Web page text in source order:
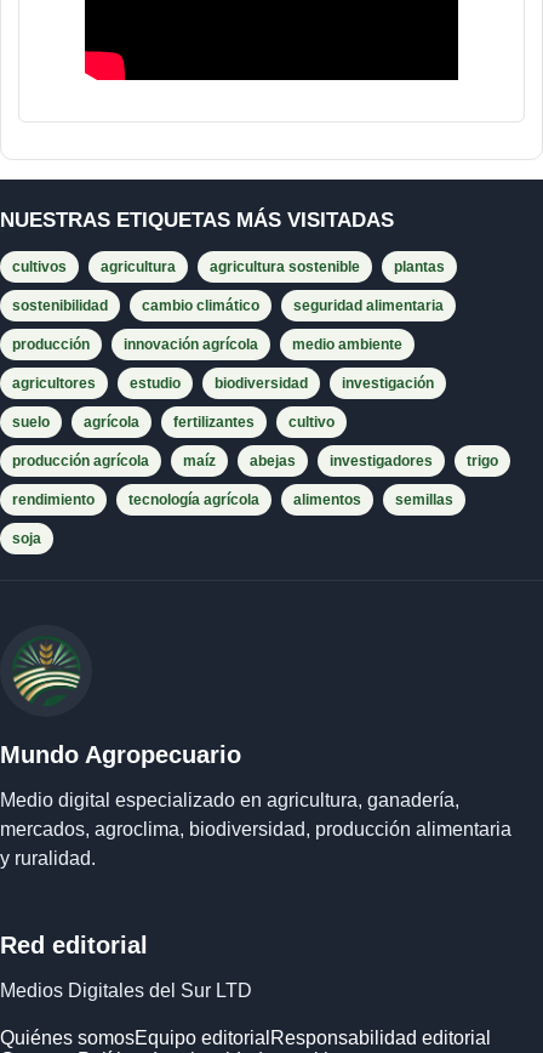
NUESTRAS ETIQUETAS MÁS VISITADAS
cultivos agricultura agricultura sostenible plantas
sostenibilidad cambio climático seguridad alimentaria
producción innovación agrícola medio ambiente
agricultores estudio biodiversidad investigación
suelo agrícola fertilizantes cultivo
producción agrícola maíz abejas investigadores trigo
rendimiento tecnología agrícola alimentos semillas
soja
Mundo Agropecuario
Medio digital especializado en agricultura, ganadería,
mercados, agroclima, biodiversidad, producción alimentaria
y ruralidad.
Red editorial
Medios Digitales del Sur LTD
Quiénes somosEquipo editorial Responsabilidad editorial